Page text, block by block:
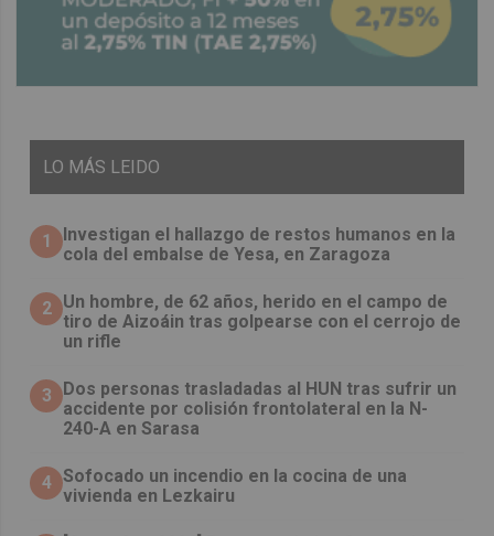
LO MÁS LEIDO
1
Investigan el hallazgo de restos humanos en la
cola del embalse de Yesa, en Zaragoza
2 Un hombre, de 62 años, herido en el campo de
tiro de Aizoáin tras golpearse con el cerrojo de
un rifle
3
​Dos personas trasladadas al HUN tras sufrir un
accidente por colisión frontolateral en la N-
240-A en Sarasa
4 Sofocado un incendio en la cocina de una
vivienda en Lezkairu